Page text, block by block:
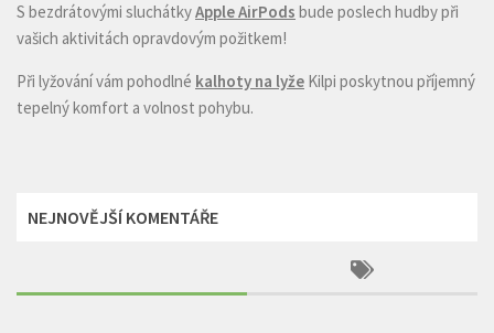
S bezdrátovými sluchátkyApple AirPods bude poslech hudby při
vašich aktivitách opravdovým požitkem!
Při lyžování vám pohodlné kalhoty na lyže Kilpi poskytnou příjemný
tepelný komfort a volnost pohybu.
NEJNOVĚJŠÍ KOMENTÁŘE